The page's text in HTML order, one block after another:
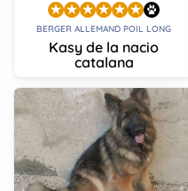
BERGER ALLEMAND POIL LONG
Kasy de la nacio
catalana